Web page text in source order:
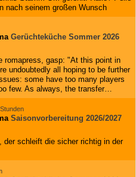
nach seinem großen Wunsch
Gerüchteküche Sommer 2026
romapress, gasp: "At this point in
undoubtedly all hoping to be further
some have too many players
few. As always, the transfer…
Saisonvorbereitung 2026/2027
der schleift die sicher richtig in der